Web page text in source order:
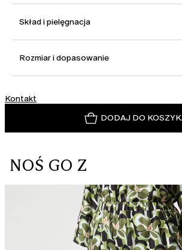
Skład i pielęgnacja
Rozmiar i dopasowanie
Kontakt
DODAJ DO
NOŚ GO Z